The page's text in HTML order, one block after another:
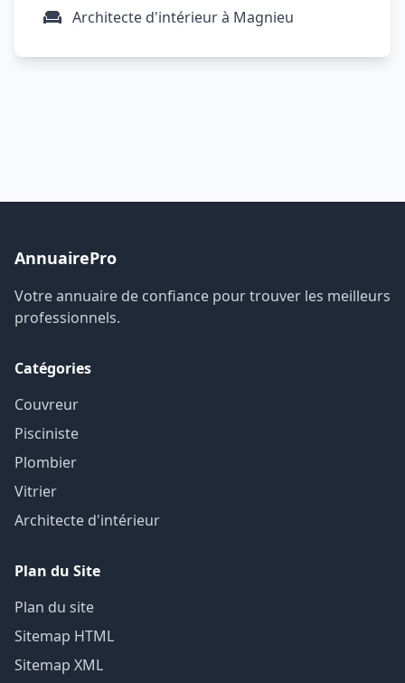
Architecte d'intérieur à Magnieu
AnnuairePro
Votre annuaire de confiance pour trouver les meilleurs
professionnels.
Catégories
Couvreur
Pisciniste
Plombier
Vitrier
Architecte d'intérieur
Plan du Site
Plan du site
Sitemap HTML
Sitemap XML